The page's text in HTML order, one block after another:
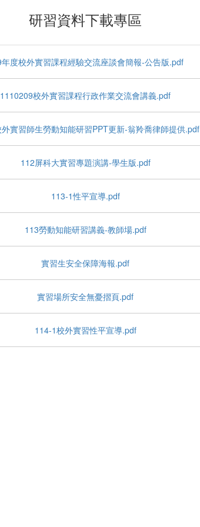
研習資料下載專區
度校外實習課程經驗交流座談會簡報-公告版.pdf
1110209校外實習課程行政作業交流會講義.pdf
實習師生勞動知能研習PPT更新-翁羚喬律師提供.pdf
112屏科大實習專題演講-學生版.pdf
113-1性平宣導.pdf
113勞動知能研習講義-教師場.pdf
實習生安全保障海報.pdf
實習場所安全無憂摺頁.pdf
114-1校外實習性平宣導.pdf